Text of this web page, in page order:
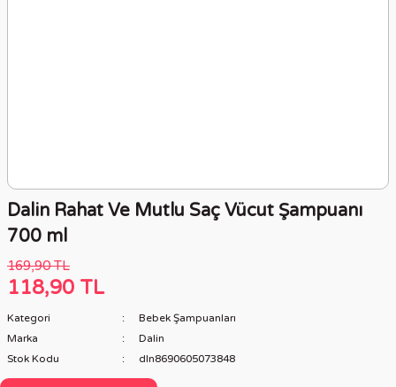
Dalin Rahat Ve Mutlu Saç Vücut Şampuanı
700 ml
169,90 TL
118,90 TL
Kategori
Bebek Şampuanları
Marka
Dalin
Stok Kodu
dln8690605073848